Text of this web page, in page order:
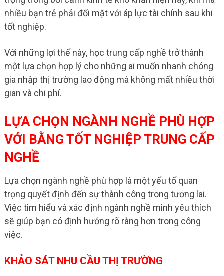
nhiều bạn trẻ phải đối mặt với áp lực tài chính sau khi
tốt nghiệp.
Với những lợi thế này, học trung cấp nghề trở thành
một lựa chọn hợp lý cho những ai muốn nhanh chóng
gia nhập thị trường lao động mà không mất nhiều thời
gian và chi phí.
LỰA CHỌN NGÀNH NGHỀ PHÙ HỢP
VỚI BẰNG TỐT NGHIỆP TRUNG CẤP
NGHỀ
Lựa chọn ngành nghề phù hợp là một yếu tố quan
trọng quyết định đến sự thành công trong tương lai.
Việc tìm hiểu và xác định ngành nghề mình yêu thích
sẽ giúp bạn có định hướng rõ ràng hơn trong công
việc.
KHẢO SÁT NHU CẦU THỊ TRƯỜNG